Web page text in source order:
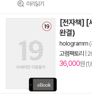
미리읽기
[전자책] [
완결)
hologramm
고렘팩토리
36,000원